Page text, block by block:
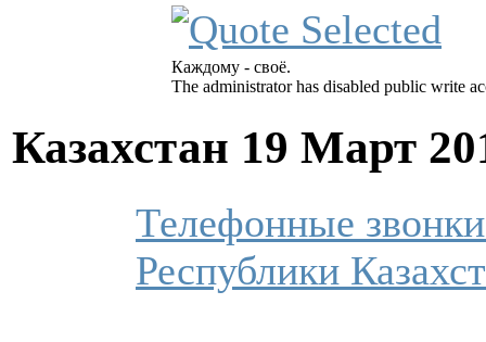
Каждому - своё.
The administrator has disabled public write
Казахстан 19 Март
Телефонные
Республики